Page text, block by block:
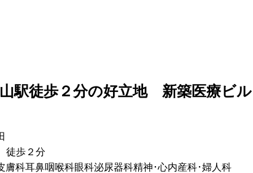
山駅徒歩２分の好立地 新築医療ビル
徒歩２分
膚科耳鼻咽喉科眼科泌尿器科精神･心内産科･婦人科